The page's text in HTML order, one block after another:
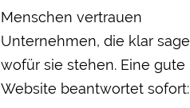
Menschen vertrauen
Unternehmen, die klar
wofür sie stehen. Eine gute
Website beantwortet sofort: